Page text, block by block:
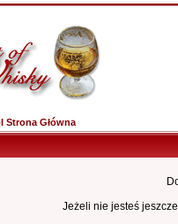
Strona Główna
Jeżeli nie jesteś